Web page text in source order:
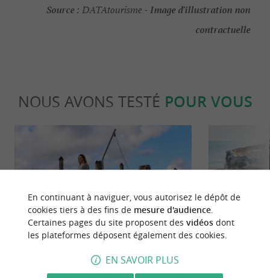
Source : DATAtourisme -Image d'illustration non
contractuelle
NOUS AVONS TESTÉ POUR VOUS
Mornac-sur-Seudre, invitation au
voyage sur les rives de l’estuaire
Culturelle
Mer à Saint-
En continuant à naviguer, vous autorisez le dépôt de
cookies tiers à des fins de mesure d'audience.
Certaines pages du site proposent des vidéosdont
les plateformes déposent également des cookies.
EN SAVOIR PLUS